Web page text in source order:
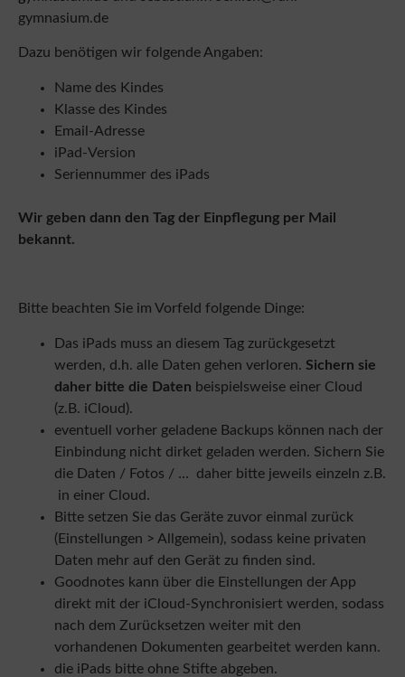
gymnasium.de
Dazu benötigen wir folgende Angaben:
Name des Kindes
Klasse des Kindes
Email-Adresse
iPad-Version
Seriennummer des iPads
Wir geben dann den Tag der Einpflegung per Mail
bekannt.
Bitte beachten Sie im Vorfeld folgende Dinge:
Das iPads muss an diesem Tag zurückgesetzt
werden, d.h. alle Daten gehen verloren. Sichern sie
daher bitte die Daten beispielsweise einer Cloud
(z.B. iCloud).
eventuell vorher geladene Backups können nach der
Einbindung nicht dirket geladen werden. Sichern Sie
die Daten / Fotos / … daher bitte jeweils einzeln z.B.
in einer Cloud.
Bitte setzen Sie das Geräte zuvor einmal zurück
(Einstellungen > Allgemein), sodass keine privaten
Daten mehr auf den Gerät zu finden sind.
Goodnotes kann über die Einstellungen der App
direkt mit der iCloud-Synchronisiert werden, sodass
nach dem Zurücksetzen weiter mit den
vorhandenen Dokumenten gearbeitet werden kann.
die iPads bitte ohne Stifte abgeben.